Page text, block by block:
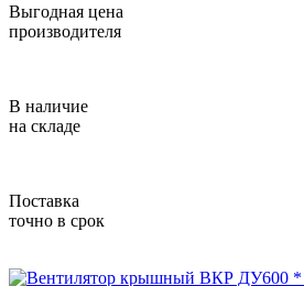
Выгодная цена
производителя
В наличие
на складе
Поставка
точно в срок